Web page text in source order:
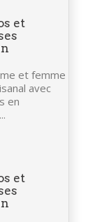
et
et femme
avec
en
et